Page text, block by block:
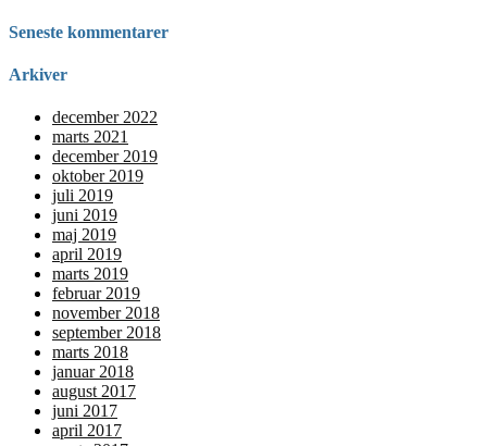
Seneste kommentarer
Arkiver
december 2022
marts 2021
december 2019
oktober 2019
juli 2019
juni 2019
maj 2019
april 2019
marts 2019
februar 2019
november 2018
september 2018
marts 2018
januar 2018
august 2017
juni 2017
april 2017